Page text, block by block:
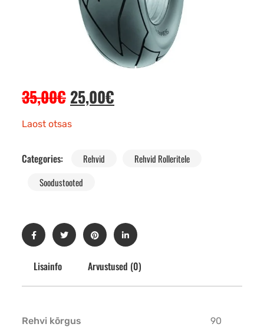
35,00€ 25,00€
Laost otsas
Categories: Rehvid
Rehvid Rolleritele
Soodustooted
Lisainfo Arvustused (0)
Rehvi kõrgus 90